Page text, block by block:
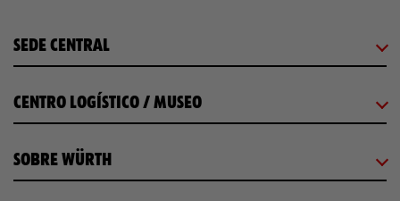
SEDE CENTRAL
CENTRO LOGÍSTICO / MUSEO
SOBRE WÜRTH